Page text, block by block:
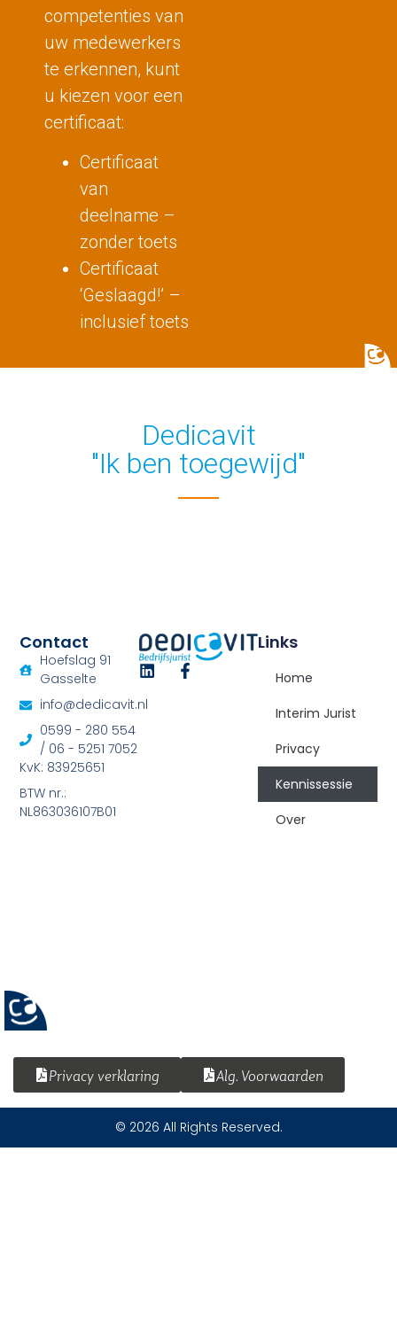
competenties van
uw medewerkers
te erkennen, kunt
u kiezen voor een
certificaat:
Certificaat
van
deelname –
zonder toets
Certificaat
‘Geslaagd!’ –
inclusief toets
Dedicavit
"Ik ben toegewijd"
Links
Home
Interim Jurist
Privacy
Kennissessie
Over
Contact
Hoefslag 91
Gasselte
info@dedicavit.nl
0599 - 280 554
/ 06 - 5251 7052
KvK: 83925651
BTW nr.:
NL863036107B01
Privacy verklaring Alg. Voorwaarden
© 2026 All Rights Reserved.